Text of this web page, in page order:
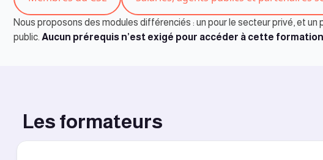
Nous proposons des modules différenciés : un pour le secteur privé, et
public. Aucun prérequis n’est exigé pour accéder à cette
Les formateurs